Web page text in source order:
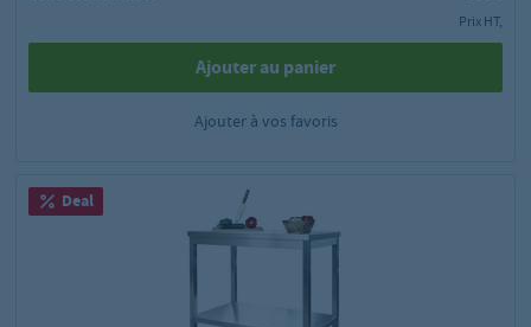
Prix HT,
Ajouter au panier
Ajouter à vos favoris
Deal